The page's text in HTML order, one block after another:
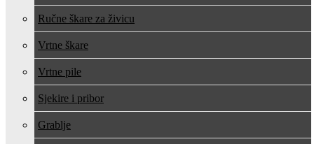
Ručne škare za živicu
Vrtne škare
Vrtne pile
Sjekire i pribor
Grablje